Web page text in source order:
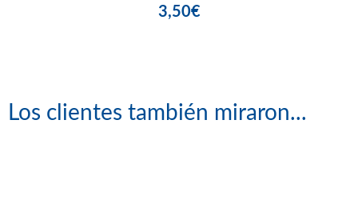
3,50€
Los clientes también miraron...